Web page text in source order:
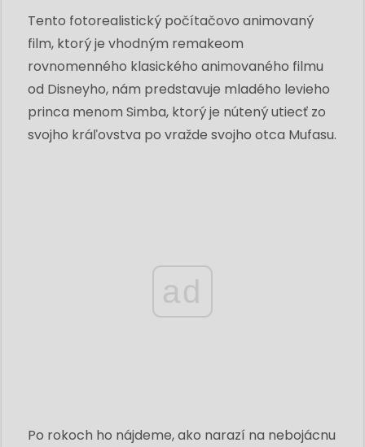
Tento fotorealistický počítačovo animovaný
film, ktorý je vhodným remakeom
rovnomenného klasického animovaného filmu
od Disneyho, nám predstavuje mladého levieho
princa menom Simba, ktorý je nútený utiecť zo
svojho kráľovstva po vražde svojho otca Mufasu.
ad
Po rokoch ho nájdeme, ako narazí na nebojácnu